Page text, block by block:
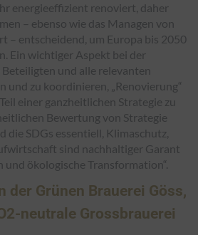
energieeffizient renoviert, daher
– ebenso wie das Managen von
– entscheidend, um Europa bis 2050
Ein wichtiger Aspekt bei der
Beteiligten und alle relevanten
und zu koordinieren, „Renovierung“
einer ganzheitlichen Strategie zu
Bewertung von Strategie
die SDGs essentiell, Klimaschutz,
sind nachhaltiger Garant
und ökologische Transformation“.
der Grünen Brauerei Göss,
neutrale Grossbrauerei